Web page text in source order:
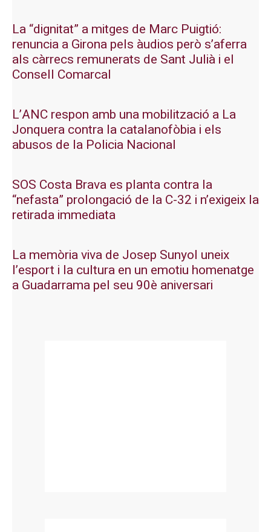
La “dignitat” a mitges de Marc Puigtió:
renuncia a Girona pels àudios però s’aferra
als càrrecs remunerats de Sant Julià i el
Consell Comarcal
L’ANC respon amb una mobilització a La
Jonquera contra la catalanofòbia i els
abusos de la Policia Nacional
SOS Costa Brava es planta contra la
“nefasta” prolongació de la C-32 i n’exigeix la
retirada immediata
La memòria viva de Josep Sunyol uneix
l’esport i la cultura en un emotiu homenatge
a Guadarrama pel seu 90è aniversari